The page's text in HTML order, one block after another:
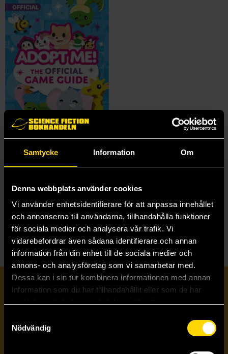
Samtycke Information Om
Denna webbplats använder cookies
Vi använder enhetsidentifierare för att anpassa innehållet
och annonserna till användarna, tillhandahålla funktioner
för sociala medier och analysera vår trafik. Vi
vidarebefordrar även sådana identifierare och annan
information från din enhet till de sociala medier och
annons- och analysföretag som vi samarbetar med.
Dessa kan i sin tur kombinera informationen med annan
information som du har tillhandahållit eller som de har
Nödvändig
Adopt Me! The Official Game Guide
Uplift Games LCC
Prenumerera på vårt nyhetsbrev
Skicka